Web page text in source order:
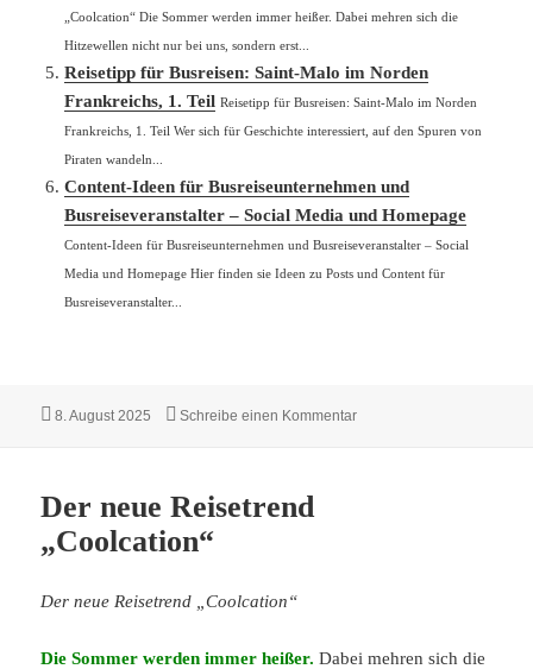
„Coolcation“ Die Sommer werden immer heißer. Dabei mehren sich die
Hitzewellen nicht nur bei uns, sondern erst...
Reisetipp für Busreisen: Saint-Malo im Norden
Frankreichs, 1. Teil Reisetipp für Busreisen: Saint-Malo im Norden
Frankreichs, 1. Teil Wer sich für Geschichte interessiert, auf den Spuren von
Piraten wandeln...
Content-Ideen für Busreiseunternehmen und
Busreiseveranstalter – Social Media und Homepage
Content-Ideen für Busreiseunternehmen und Busreiseveranstalter – Social
Media und Homepage Hier finden sie Ideen zu Posts und Content für
Busreiseveranstalter...
Veröffentlicht
8. August 2025 Schreibe einen Kommentarzu Stichwort Reisefreiheit:
Der neue Reisetrend
„Coolcation“
Der neue Reisetrend „Coolcation“
Die Sommer werden immer heißer. Dabei mehren sich die